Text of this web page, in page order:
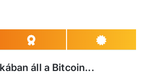
áll a Bitcoin...